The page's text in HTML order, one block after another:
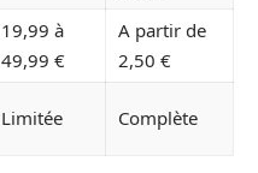
19,99 à
49,99 €
A partir de
2,50 €
Limitée Complète